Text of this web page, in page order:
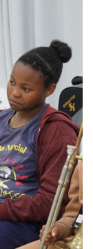
alimentar e a
o ordenamento
para
até a hidrologia,
de impactos em
do tempo e clima
fornece dados
enquanto a
ambientais
desenvolve
caracterização e
da paisagem.
deste centro de